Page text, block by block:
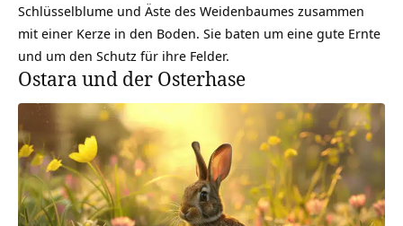
Schlüsselblume und Äste des Weidenbaumes zusammen
mit einer Kerze in den Boden. Sie baten um eine gute Ernte
und um den Schutz für ihre Felder.
Ostara und der Osterhase